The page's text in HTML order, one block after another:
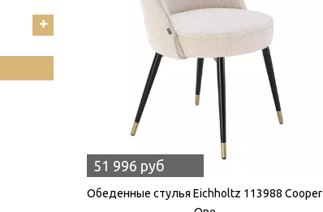
51 996 руб
Обеденные стулья Eichholtz 113988 Cooper